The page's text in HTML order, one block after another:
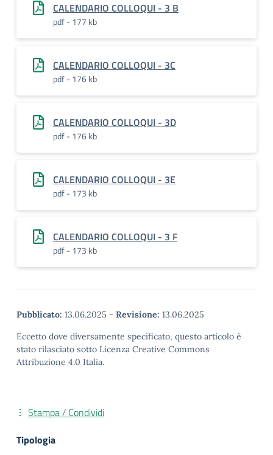
CALENDARIO COLLOQUI - 3 B
pdf - 177 kb
CALENDARIO COLLOQUI - 3C
pdf - 176 kb
CALENDARIO COLLOQUI - 3D
pdf - 176 kb
CALENDARIO COLLOQUI - 3E
pdf - 173 kb
CALENDARIO COLLOQUI - 3 F
pdf - 173 kb
Pubblicato: 13.06.2025 - Revisione: 13.06.2025
Eccetto dove diversamente specificato, questo articolo è
stato rilasciato sotto Licenza Creative Commons
Attribuzione 4.0 Italia.
Stampa / Condividi
Tipologia